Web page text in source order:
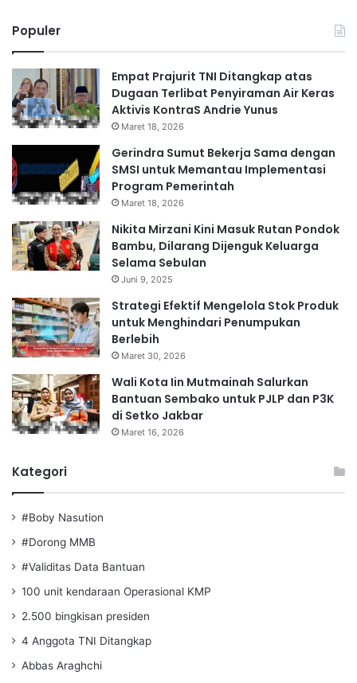
Populer
Empat Prajurit TNI Ditangkap atas
Dugaan Terlibat Penyiraman Air Keras
Aktivis KontraS Andrie Yunus
Maret 18, 2026
Gerindra Sumut Bekerja Sama dengan
SMSI untuk Memantau Implementasi
Program Pemerintah
Maret 18, 2026
Nikita Mirzani Kini Masuk Rutan Pondok
Bambu, Dilarang Dijenguk Keluarga
Selama Sebulan
Juni 9, 2025
Strategi Efektif Mengelola Stok Produk
untuk Menghindari Penumpukan
Berlebih
Maret 30, 2026
Wali Kota Iin Mutmainah Salurkan
Bantuan Sembako untuk PJLP dan P3K
di Setko Jakbar
Maret 16, 2026
Kategori
#Boby Nasution
#Dorong MMB
#Validitas Data Bantuan
100 unit kendaraan Operasional KMP
2.500 bingkisan presiden
4 Anggota TNI Ditangkap
Abbas Araghchi